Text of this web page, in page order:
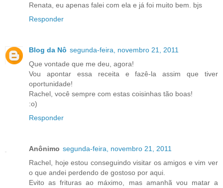
Renata, eu apenas falei com ela e já foi muito bem. bjs
Responder
Blog da Nô segunda-feira, novembro 21, 2011
Que vontade que me deu, agora!
Vou apontar essa receita e fazê-la assim que tiver
oportunidade!
Rachel, você sempre com estas coisinhas tão boas!
:o)
Responder
Anônimo segunda-feira, novembro 21, 2011
Rachel, hoje estou conseguindo visitar os amigos e vim ver
o que andei perdendo de gostoso por aqui.
Evito as frituras ao máximo, mas amanhã vou matar a